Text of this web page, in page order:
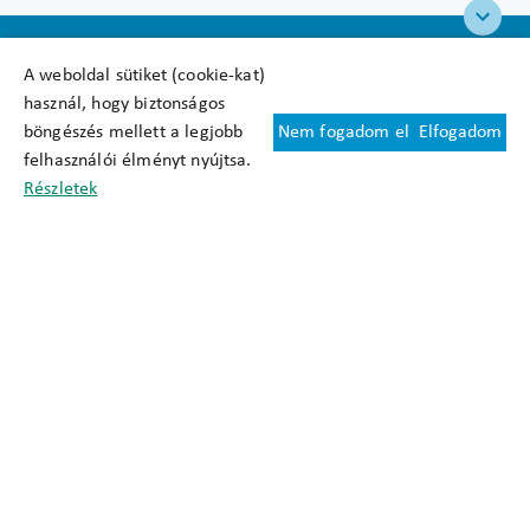
A weboldal sütiket (cookie-kat)
használ, hogy biztonságos
böngészés mellett a legjobb
felhasználói élményt nyújtsa.
Részletek
Nem fogadom el Elfogadom
Felhasználási feltételek